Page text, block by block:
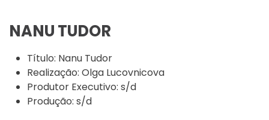
NANU TUDOR
Título: Nanu Tudor
Realização: Olga Lucovnicova
Produtor Executivo: s/d
Produção: s/d